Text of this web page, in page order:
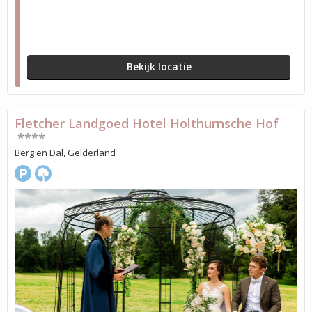
Bekijk locatie
Fletcher Landgoed Hotel Holthurnsche Hof
****
Berg en Dal, Gelderland